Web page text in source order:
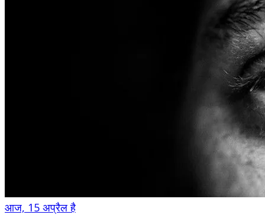
आज, 15 अप्रैल है